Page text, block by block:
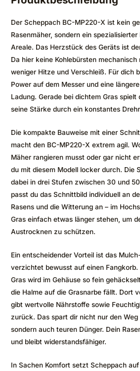
Der Scheppach BC-MP220-X ist kein
Rasenmäher, sondern ein
Areale. Das Herzstück des Geräts ist
Da hier keine Kohlebürsten
weniger Hitze und Verschleiß. Für dich
Power auf dem Messer und eine
Ladung. Gerade bei dichtem Gras
seine Stärke durch ein konstantes
Die kompakte Bauweise mit einer
macht den BC-MP220-X extrem agil.
Mäher rangieren musst oder gar nicht
du mit diesem Modell locker durch. Die
dabei in drei Stufen zwischen 30 und
passt du das Schnittbild individuell an
Rasens und die Witterung an – im
Gras einfach etwas länger stehen, um
Austrocknen zu schützen.
Ein entscheidender Vorteil ist das
verzichtet bewusst auf einen
Gras wird im Gehäuse so fein
die Halme auf die Grasnarbe fällt. Dort
gibt wertvolle Nährstoffe sowie
zurück. Das spart dir nicht nur den Weg
sondern auch teuren Dünger. Dein
und bleibt widerstandsfähiger.
In Sachen Komfort setzt Scheppach